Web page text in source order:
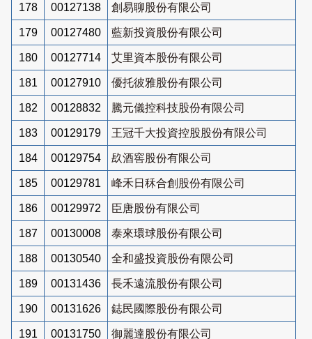
178 00127138 創易聊股份有限公司
179 00127480 藍新投資股份有限公司
180 00127714 艾里資本股份有限公司
181 00127910 優托彼雅股份有限公司
182 00128832 騰元儀控科技股份有限公司
183 00129179 王冠千大投資控股股份有限公司
184 00129754 镹酒窖股份有限公司
185 00129781 峰禾日秝合創股份有限公司
186 00129972 臣唐股份有限公司
187 00130008 泰來環球股份有限公司
188 00130540 全和盛投資股份有限公司
189 00131436 長禾遠流股份有限公司
190 00131626 鋕民國際股份有限公司
191 00131750 御麗達股份有限公司